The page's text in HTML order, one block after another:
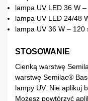
lampa UV LED 36 W
lampa UV LED 24/48
lampa UV 36 W – 120
STOSOWANIE
Cienką warstwę
warstwę Semilac®
lampy UV. Nie aplikuj
Możesz powtórzyć